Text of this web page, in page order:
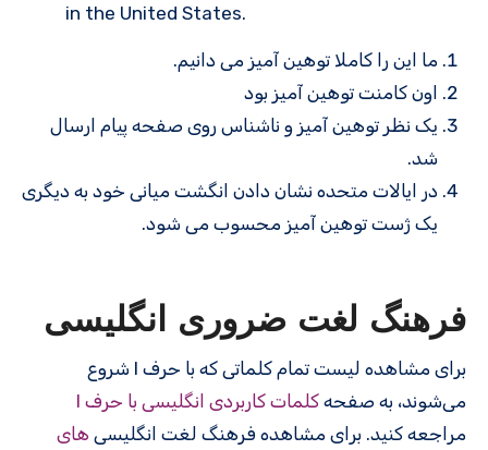
in the United States.
ما این را کاملا توهین آمیز می دانیم.
اون کامنت توهین آمیز بود
یک نظر توهین آمیز و ناشناس روی صفحه پیام ارسال
شد.
در ایالات متحده نشان دادن انگشت میانی خود به دیگری
یک ژست توهین آمیز محسوب می شود.
فرهنگ لغت ضروری انگلیسی
برای مشاهده لیست تمام کلماتی که با حرف I شروع
می‌شوند، به صفحه کلمات کاربردی انگلیسی با حرف I
مراجعه کنید. برای مشاهده فرهنگ لغت انگلیسی های